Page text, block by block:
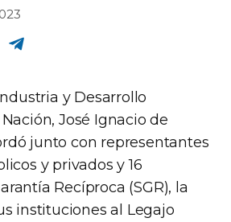
y Desarrollo
José Ignacio de
junto con representantes
y privados y 16
Recíproca (SGR), la
instituciones al Legajo